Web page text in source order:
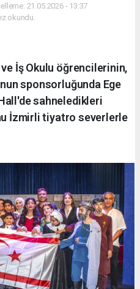
21.05.2026 - 13:37
okundu.
İş Okulu öğrencilerinin,
sponsorluğunda Ege
sahneledikleri
İzmirli tiyatro severlerle